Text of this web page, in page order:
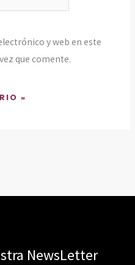
y web en este
que comente.
NewsLetter